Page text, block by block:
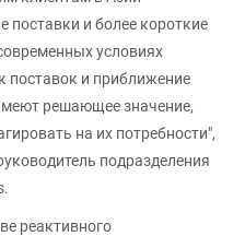
поставки и более короткие
условиях
поставок и приближение
решающее значение,
на их потребности",
подразделения
реактивного